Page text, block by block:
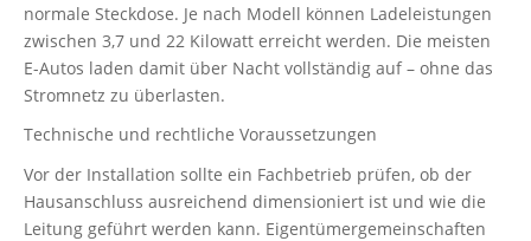
normale Steckdose. Je nach Modell können Ladeleistungen
zwischen 3,7 und 22 Kilowatt erreicht werden. Die meisten
E-Autos laden damit über Nacht vollständig auf – ohne das
Stromnetz zu überlasten.
Technische und rechtliche Voraussetzungen
Vor der Installation sollte ein Fachbetrieb prüfen, ob der
Hausanschluss ausreichend dimensioniert ist und wie die
Leitung geführt werden kann. Eigentümergemeinschaften